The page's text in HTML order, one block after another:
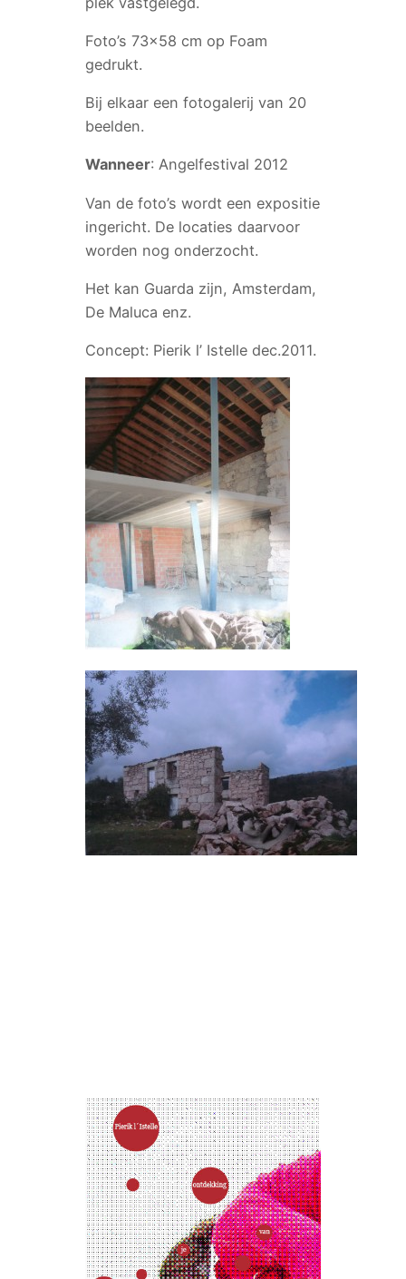
Foto’s 73×58 cm op Foam
gedrukt.
Bij elkaar een fotogalerij van 20
beelden.
Wanneer: Angelfestival 2012
Van de foto’s wordt een expositie
ingericht. De locaties daarvoor
worden nog onderzocht.
Het kan Guarda zijn, Amsterdam,
De Maluca enz.
Concept: Pierik l’ Istelle dec.2011.